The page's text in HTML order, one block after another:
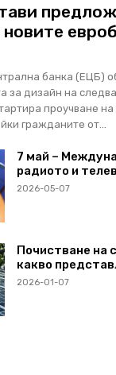
новите
банка (ЕЦБ)
за дизайн на
проучване
гражданите от...
7 май –
радиото и
2026-05-07
Почистване на
какво
2026-01-07